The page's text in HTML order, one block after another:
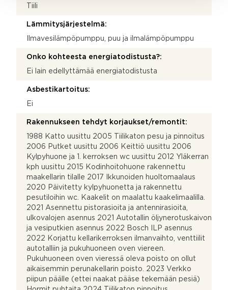
Tiili
Lämmitysjärjestelmä:
Ilmavesilämpöpumppu, puu ja ilmalämpöpumppu
Onko kohteesta energiatodistusta?:
Ei lain edellyttämää energiatodistusta
Asbestikartoitus:
Ei
Rakennukseen tehdyt korjaukset/remontit:
1988 Katto uusittu 2005 Tiilikaton pesu ja pinnoitus
2006 Putket uusittu 2006 Keittiö uusittu 2006
Kylpyhuone ja 1. kerroksen wc uusittu 2012 Yläkerran
kph uusittu 2015 Kodinhoitohuone rakennettu
maakellarin tilalle 2017 Ikkunoiden huoltomaalaus
2020 Päivitetty kylpyhuonetta ja rakennettu
pesutiloihin wc. Kaakelit on maalattu kaakelimaalilla.
2021 Asennettu pistorasioita ja antennirasioita,
ulkovalojen asennus 2021 Autotallin öljynerotuskaivon
ja vesiputkien asennus 2022 Bosch ILP asennus
2022 Korjattu kellarikerroksen ilmanvaihto, venttiilit
autotalliin ja pukuhuoneen oven viereen.
Pukuhuoneen oven vieressä oleva poisto on ollut
aikaisemmin perunakellarin poisto. 2023 Verkko
piipun päälle (ettei naakat pääse tekemään pesiä)